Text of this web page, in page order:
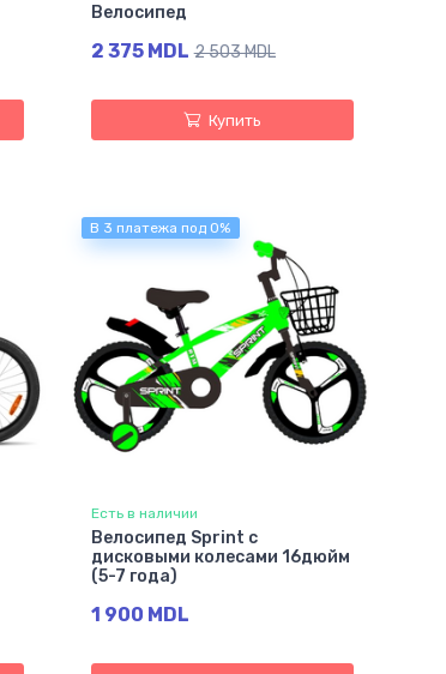
Велосипед
2 375 MDL 2 503 MDL
Купить
В 3 платежа под 0%
Есть в наличии
Велосипед Sprint с
дисковыми колесами 16дюйм
(5-7 года)
1 900 MDL